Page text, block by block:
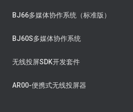
BJ66多媒体协作系统（标准版）
BJ60S多媒体协作系统
无线投屏SDK开发套件
AR00-便携式无线投屏器